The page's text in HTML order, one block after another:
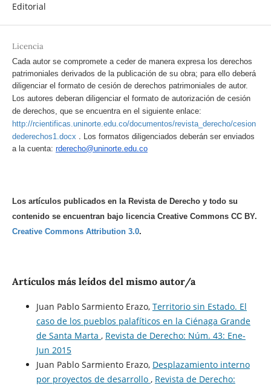
Editorial
Licencia
Cada autor se compromete a ceder de manera expresa los derechos
patrimoniales derivados de la publicación de su obra; para ello deberá
diligenciar el formato de cesión de derechos patrimoniales de autor.
Los autores deberan diligenciar el formato de autorización de cesión
de derechos, que se encuentra en el siguiente enlace:
http://rcientificas.uninorte.edu.co/documentos/revista_derecho/cesion
dederechos1.docx . Los formatos diligenciados deberán ser enviados
a la cuenta: rderecho@uninorte.edu.co
Los artículos publicados en la Revista de Derecho y todo su
contenido se encuentran bajo licencia Creative Commons CC BY.
Creative Commons Attribution 3.0.
Artículos más leídos del mismo autor/a
Juan Pablo Sarmiento Erazo, Territorio sin Estado. El
caso de los pueblos palafíticos en la Ciénaga Grande
de Santa Marta , Revista de Derecho: Núm. 43: Ene-
Jun 2015
Juan Pablo Sarmiento Erazo, Desplazamiento interno
por proyectos de desarrollo , Revista de Derecho: